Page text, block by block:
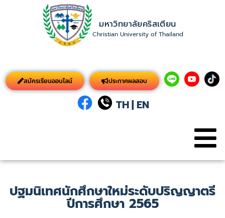
มหาวิทยาลัยคริสเตียน
Christian University of Thailand
สมัครเรียนออนไลน์ ประกาศผลสอบ
TH| EN
ปฐมนิเทศนักศึกษาใหม่ระดับปริญญาตรี
ปีการศึกษา 2565